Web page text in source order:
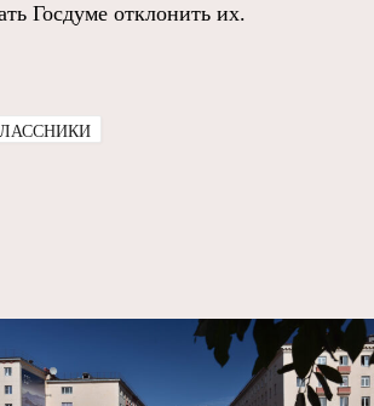
Госдуме отклонить их.